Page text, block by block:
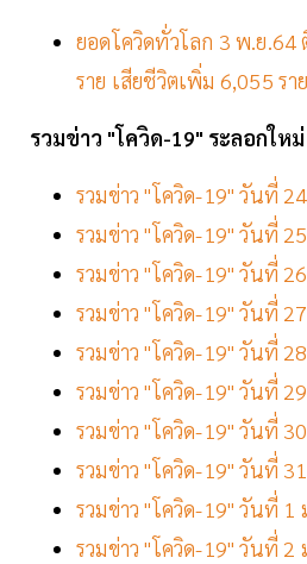
ยอดโควิดทั่วโลก 3 พ.ย.64
ราย เสียชีวิตเพิ่ม 6,055 ราย
รวมข่าว "โควิด-19" ระลอกให
รวมข่าว "โควิด-19" วันที่
รวมข่าว "โควิด-19" วันที่
รวมข่าว "โควิด-19" วันที่
รวมข่าว "โควิด-19" วันที่
รวมข่าว "โควิด-19" วันที่
รวมข่าว "โควิด-19" วันที่
รวมข่าว "โควิด-19" วันที่
รวมข่าว "โควิด-19" วันที่
รวมข่าว "โควิด-19" วันที่ 1
รวมข่าว "โควิด-19" วันที่ 2